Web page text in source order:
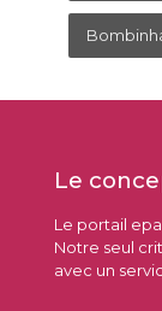
Le
Le portail
Notre seul
avec un